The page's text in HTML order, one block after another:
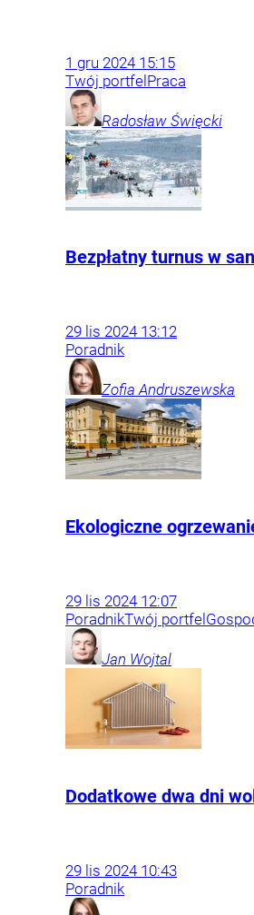
1 gru 2024 15:15
Twój portfelPraca
Radosław Święcki
Bezpłatny turnus w
29 lis 2024 13:12
Poradnik
Zofia Andruszewska
Ekologiczne
29 lis 2024 12:07
PoradnikTwój portfel
Jan Wojtal
Dodatkowe dwa dni
29 lis 2024 10:43
Poradnik